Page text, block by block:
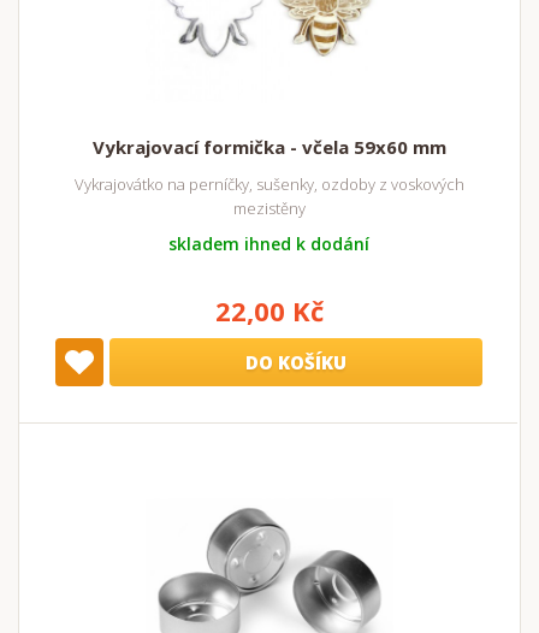
Vykrajovací formička - včela 59x60 mm
Vykrajovátko na perníčky, sušenky, ozdoby z voskových
mezistěny
skladem ihned k dodání
22,00 Kč
DO KOŠÍKU